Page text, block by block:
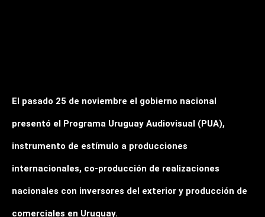
El pasado 25 de noviembre el gobierno nacional
presentó el Programa Uruguay Audiovisual (PUA),
instrumento de estímulo a producciones
internacionales, co-producción de realizaciones
nacionales con inversores del exterior y producción de
comerciales en Uruguay.